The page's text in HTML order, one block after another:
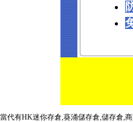
當代有HK迷你存倉,葵涌儲存倉,儲存倉,